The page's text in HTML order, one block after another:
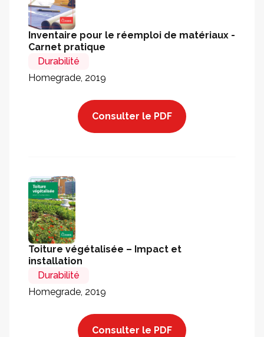
Inventaire pour le réemploi de matériaux -
Carnet pratique
Durabilité
Homegrade, 2019
Consulter le PDF
Toiture végétalisée – Impact et
installation
Durabilité
Homegrade, 2019
Consulter le PDF